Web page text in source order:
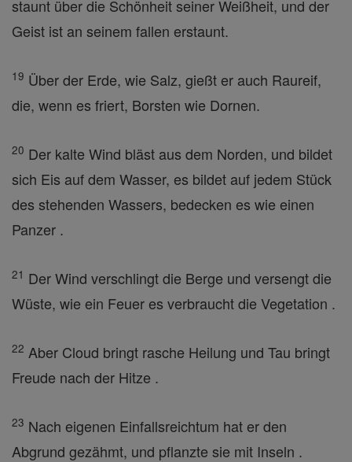
staunt über die Schönheit seiner Weißheit, und der
Geist ist an seinem fallen erstaunt.
19 Über der Erde, wie Salz, gießt er auch Raureif,
die, wenn es friert, Borsten wie Dornen.
20 Der kalte Wind bläst aus dem Norden, und bildet
sich Eis auf dem Wasser, es bildet auf jedem Stück
des stehenden Wassers, bedecken es wie einen
Panzer .
21 Der Wind verschlingt die Berge und versengt die
Wüste, wie ein Feuer es verbraucht die Vegetation .
22 Aber Cloud bringt rasche Heilung und Tau bringt
Freude nach der Hitze .
23 Nach eigenen Einfallsreichtum hat er den
Abgrund gezähmt, und pflanzte sie mit Inseln .